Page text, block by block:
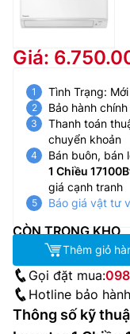
Giá:
Tình Trạng:
Bảo hành
Thanh toán
chuyển khoản
Bán buôn, bán
1 Chiều
giá cạnh tranh
Báo giá vật tư
CÒN TRONG KHO
Thêm giỏ
Gọi đặt mua:
Hotline bảo
Thông số kỹ